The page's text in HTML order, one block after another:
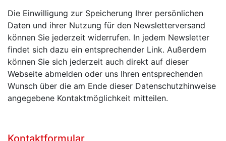
Die Einwilligung zur Speicherung Ihrer persönlichen
Daten und ihrer Nutzung für den Newsletterversand
können Sie jederzeit widerrufen. In jedem Newsletter
findet sich dazu ein entsprechender Link. Außerdem
können Sie sich jederzeit auch direkt auf dieser
Webseite abmelden oder uns Ihren entsprechenden
Wunsch über die am Ende dieser Datenschutzhinweise
angegebene Kontaktmöglichkeit mitteilen.
Kontaktformular